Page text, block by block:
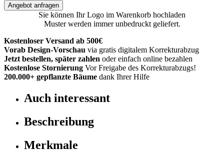
Angebot anfragen
Sie können Ihr Logo im Warenkorb hochladen
Muster werden immer unbedruckt geliefert.
Kostenloser Versand ab 500€
Vorab Design-Vorschau via gratis digitalem Korrekturabzug
Jetzt bestellen, später zahlen oder einfach online bezahlen
Kostenlose Stornierung Vor Freigabe des Korrekturabzugs!
200.000+ gepflanzte Bäume dank Ihrer Hilfe
Auch interessant
Beschreibung
Merkmale